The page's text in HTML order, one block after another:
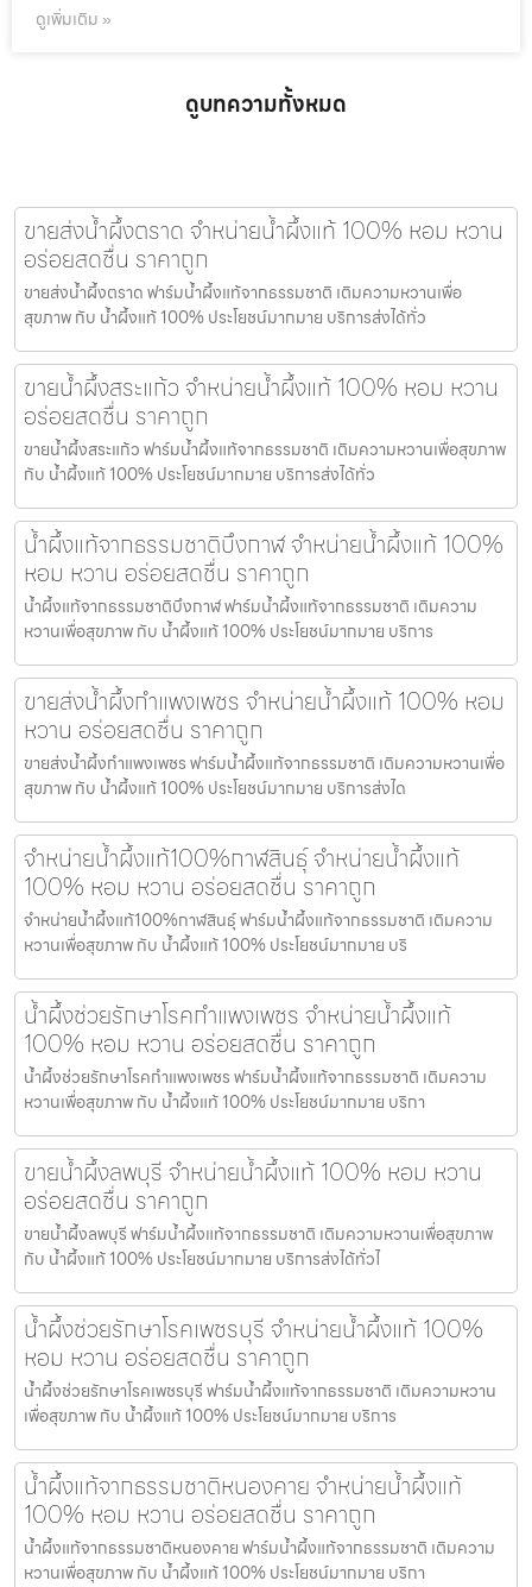
ดูเพิ่มเติม »
ดูบทความทั้งหมด
ขายส่งน้ำผึ้งตราด จำหน่ายน้ำผึ้งแท้ 100% หอม หวาน
อร่อยสดชื่น ราคาถูก
ขายส่งน้ำผึ้งตราด ฟาร์มน้ำผึ้งแท้จากธรรมชาติ เติมความหวานเพื่อ
สุขภาพ กับ น้ำผึ้งแท้ 100% ประโยชน์มากมาย บริการส่งได้ทั่ว
ขายน้ำผึ้งสระแก้ว จำหน่ายน้ำผึ้งแท้ 100% หอม หวาน
อร่อยสดชื่น ราคาถูก
ขายน้ำผึ้งสระแก้ว ฟาร์มน้ำผึ้งแท้จากธรรมชาติ เติมความหวานเพื่อสุขภาพ
กับ น้ำผึ้งแท้ 100% ประโยชน์มากมาย บริการส่งได้ทั่ว
น้ำผึ้งแท้จากธรรมชาติบึงกาฬ จำหน่ายน้ำผึ้งแท้ 100%
หอม หวาน อร่อยสดชื่น ราคาถูก
น้ำผึ้งแท้จากธรรมชาติบึงกาฬ ฟาร์มน้ำผึ้งแท้จากธรรมชาติ เติมความ
หวานเพื่อสุขภาพ กับ น้ำผึ้งแท้ 100% ประโยชน์มากมาย บริการ
ขายส่งน้ำผึ้งกำแพงเพชร จำหน่ายน้ำผึ้งแท้ 100% หอม
หวาน อร่อยสดชื่น ราคาถูก
ขายส่งน้ำผึ้งกำแพงเพชร ฟาร์มน้ำผึ้งแท้จากธรรมชาติ เติมความหวานเพื่อ
สุขภาพ กับ น้ำผึ้งแท้ 100% ประโยชน์มากมาย บริการส่งได
จำหน่ายน้ำผึ้งแท้100%กาฬสินธุ์ จำหน่ายน้ำผึ้งแท้
100% หอม หวาน อร่อยสดชื่น ราคาถูก
จำหน่ายน้ำผึ้งแท้100%กาฬสินธุ์ ฟาร์มน้ำผึ้งแท้จากธรรมชาติ เติมความ
หวานเพื่อสุขภาพ กับ น้ำผึ้งแท้ 100% ประโยชน์มากมาย บริ
น้ำผึ้งช่วยรักษาโรคกำแพงเพชร จำหน่ายน้ำผึ้งแท้
100% หอม หวาน อร่อยสดชื่น ราคาถูก
น้ำผึ้งช่วยรักษาโรคกำแพงเพชร ฟาร์มน้ำผึ้งแท้จากธรรมชาติ เติมความ
หวานเพื่อสุขภาพ กับ น้ำผึ้งแท้ 100% ประโยชน์มากมาย บริกา
ขายน้ำผึ้งลพบุรี จำหน่ายน้ำผึ้งแท้ 100% หอม หวาน
อร่อยสดชื่น ราคาถูก
ขายน้ำผึ้งลพบุรี ฟาร์มน้ำผึ้งแท้จากธรรมชาติ เติมความหวานเพื่อสุขภาพ
กับ น้ำผึ้งแท้ 100% ประโยชน์มากมาย บริการส่งได้ทั่วไ
น้ำผึ้งช่วยรักษาโรคเพชรบุรี จำหน่ายน้ำผึ้งแท้ 100%
หอม หวาน อร่อยสดชื่น ราคาถูก
น้ำผึ้งช่วยรักษาโรคเพชรบุรี ฟาร์มน้ำผึ้งแท้จากธรรมชาติ เติมความหวาน
เพื่อสุขภาพ กับ น้ำผึ้งแท้ 100% ประโยชน์มากมาย บริการ
น้ำผึ้งแท้จากธรรมชาติหนองคาย จำหน่ายน้ำผึ้งแท้
100% หอม หวาน อร่อยสดชื่น ราคาถูก
น้ำผึ้งแท้จากธรรมชาติหนองคาย ฟาร์มน้ำผึ้งแท้จากธรรมชาติ เติมความ
หวานเพื่อสุขภาพ กับ น้ำผึ้งแท้ 100% ประโยชน์มากมาย บริกา